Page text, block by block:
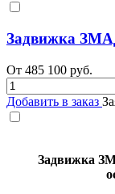
Задвижка
От 485 100 руб.
Добавить в заказ
Задвижка